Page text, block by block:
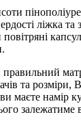
ліжка
та розміри,
намір